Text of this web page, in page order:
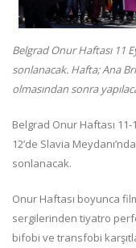
Belgrad Onur Haftası 11
sonlanacak. Hafta; Ana
olmasından sonra
Belgrad Onur Haftası
12’de Slavia
sonlanacak.
Onur Haftası boyunca
sergilerinden tiyatro
bifobi ve transfobi